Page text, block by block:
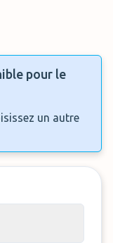
pour le
un autre